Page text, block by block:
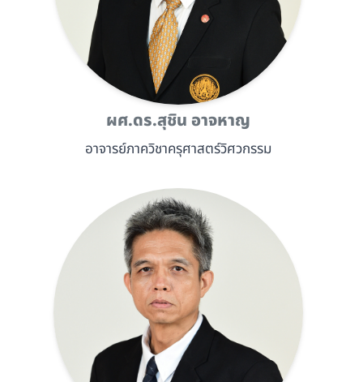
ผศ.ดร.สุชิน อาจหาญ
อาจารย์ภาควิชาครุศาสตร์วิศวกรรม